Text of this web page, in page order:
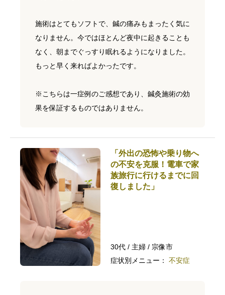
施術はとてもソフトで、鍼の痛みもまったく気に
なりません。今ではほとんど夜中に起きることも
なく、朝までぐっすり眠れるようになりました。
もっと早く来ればよかったです。
※こちらは一症例のご感想であり、鍼灸施術の効
果を保証するものではありません。
「外出の恐怖や乗り物へ
の不安を克服！電車で家
族旅行に行けるまでに回
復しました」
30代 / 主婦 / 宗像市
症状別メニュー： 不安症